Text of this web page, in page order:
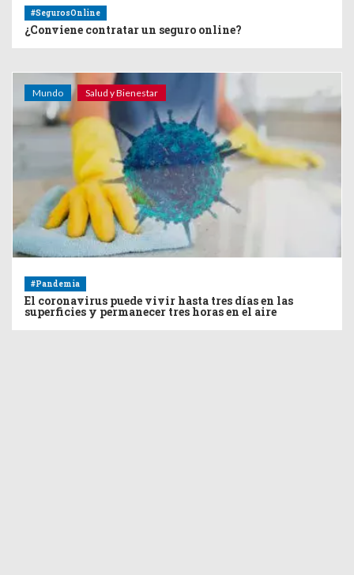
#SegurosOnline
¿Conviene contratar un seguro online?
Mundo Salud y Bienestar
#Pandemia
El coronavirus puede vivir hasta tres días en las
superficies y permanecer tres horas en el aire